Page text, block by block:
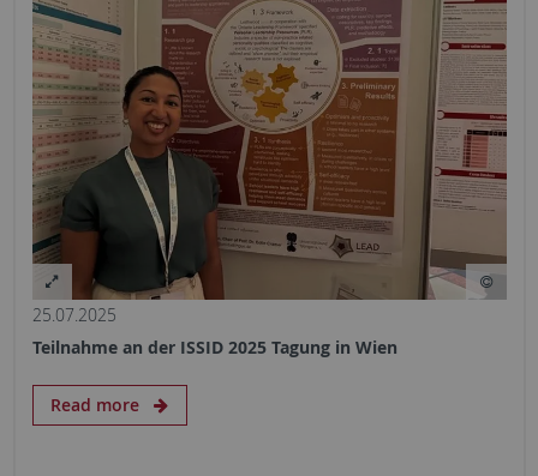
25.07.2025
Teilnahme an der ISSID 2025 Tagung in Wien
Read more